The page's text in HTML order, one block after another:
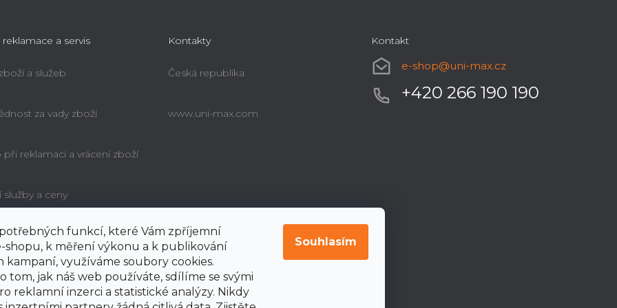
funkcí, které Vám zpříjemní
shopu, k měření výkonu a k publikování
kampaní, využíváme soubory cookies.
tom, jak náš web používáte, sdílíme se svými
reklamní inzerci a statistické analýzy. Nikdy
Souhlasím
reklamace a servis
a služeb
za vady zboží
při reklamaci a vrácení zboží
služby a ceny
poučení o právu
na odstoupení od
Kontakty
Česká republika
www.uni-max.com
Kontakt
e-shop@uni-max.cz
+420 266 190 190